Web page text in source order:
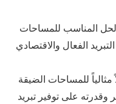
المناسب للمساحات
الفعال والاقتصادي
للمساحات الضيقة
وقدرته على توفير تبريد